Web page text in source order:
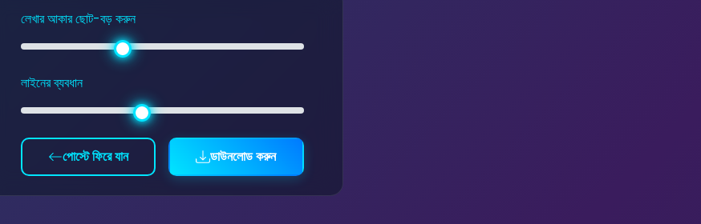
লেখার আকার ছোট-বড় করুন
লাইনের ব্যবধান
পোস্টে ফিরে যান ডাউনলোড করুন